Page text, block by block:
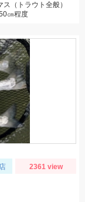
（トラウト全般）
㎝程度
2361 view